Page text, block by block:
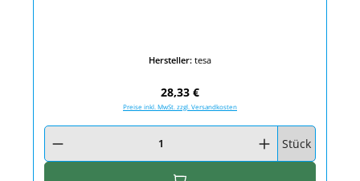
Hersteller: tesa
Regulärer Preis:
28,33 €
Preise inkl. MwSt. zzgl. Versandkosten
Produkt Anzahl: Gib den gewünschten Wert ein oder benutze die
Stück
In den Warenkorb